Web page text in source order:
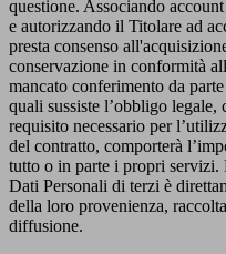
questione. Associando
e autorizzando il Titolare ad
presta consenso
conservazione in conformità
mancato conferimento da
quali sussiste l’obbligo
requisito necessario per
del contratto, comporterà
tutto o in parte i propri servizi.
Dati Personali di terzi è
della loro provenienza,
diffusione.